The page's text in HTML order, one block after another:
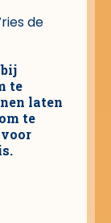
de
te
laten
te